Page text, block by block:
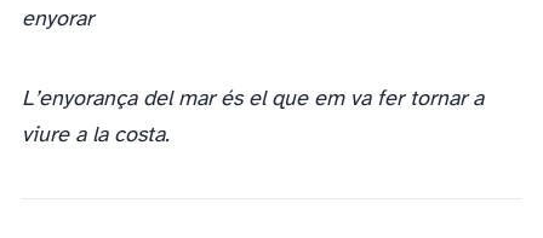
enyorar
L’enyorança del mar és el que em va fer tornar a
viure a la costa.